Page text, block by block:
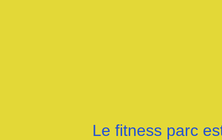
Le fitness parc